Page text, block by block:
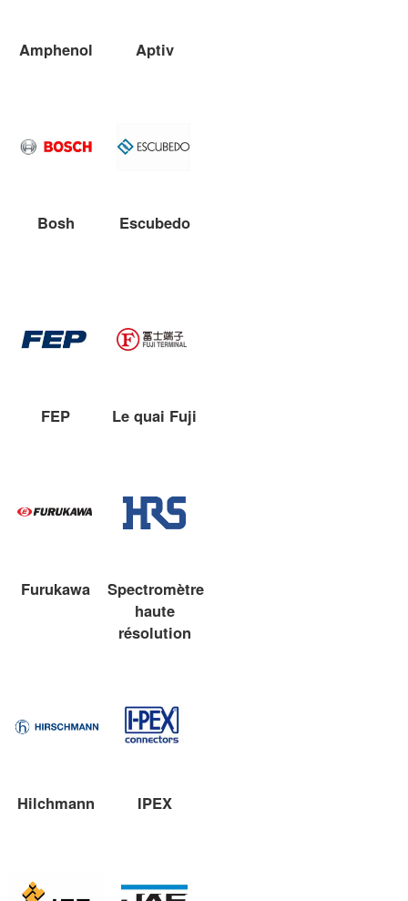
Amphenol Aptiv
Bosh Escubedo
FEP Le quai Fuji
Furukawa
Spectromètre
haute
résolution
Hilchmann IPEX